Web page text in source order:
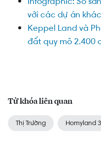
với các dự án
Keppel Land và
đất quy mô 2.400
Từ khóa liên quan
Thị Trường Homyland 3